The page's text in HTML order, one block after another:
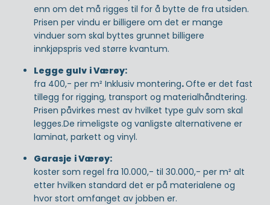
enn om det må rigges til for å bytte de fra utsiden.
Prisen per vindu er billigere om det er mange
vinduer som skal byttes grunnet billigere
innkjøpspris ved større kvantum.
Legge gulv i Værøy:
fra 400,- per m² Inklusiv montering.Ofte er det fast
tillegg for rigging, transport og materialhåndtering.
Prisen påvirkes mest av hvilket type gulv som skal
legges.De rimeligste og vanligste alternativene er
laminat, parkett og vinyl.
Garasje i Værøy:
koster som regel fra 10.000,- til 30.000,- per m² alt
etter hvilken standard det er på materialene og
hvor stort omfanget av jobben er.